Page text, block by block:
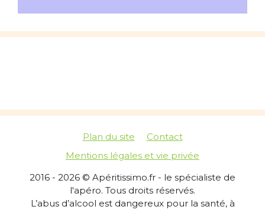
Plan du site
Contact
Mentions légales et vie privée
2016 - 2026 © Apéritissimo.fr - le spécialiste de
l'apéro. Tous droits réservés.
L’abus d’alcool est dangereux pour la santé, à